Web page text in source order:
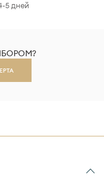
5 дней